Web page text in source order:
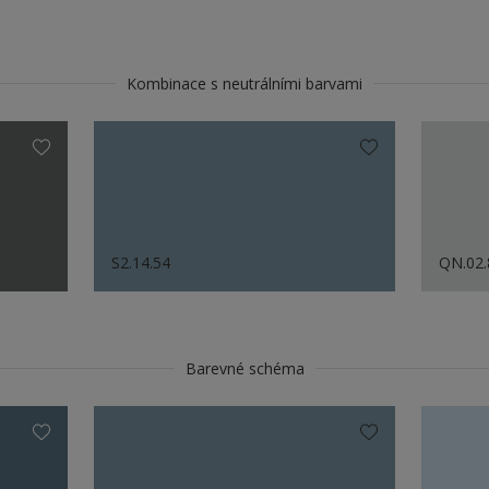
Kombinace s neutrálními barvami
S2.14.54
Barevné schéma